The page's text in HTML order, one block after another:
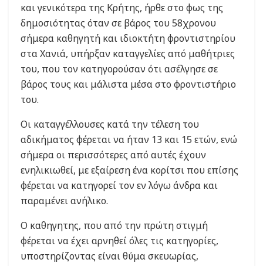
και γενικότερα της Κρήτης, ήρθε στο φως της
δημοσιότητας όταν σε βάρος του 58χρονου
σήμερα καθηγητή και ιδιοκτήτη φροντιστηρίου
στα Χανιά, υπήρξαν καταγγελίες από μαθήτριες
του, που τον κατηγορούσαν ότι ασέλγησε σε
βάρος τους και μάλιστα μέσα στο φροντιστήριο
του.
Οι καταγγέλλουσες κατά την τέλεση του
αδικήματος φέρεται να ήταν 13 και 15 ετών, ενώ
σήμερα οι περισσότερες από αυτές έχουν
ενηλικιωθεί, με εξαίρεση ένα κορίτσι που επίσης
φέρεται να κατηγορεί τον εν λόγω άνδρα και
παραμένει ανήλικο.
Ο καθηγητης, που από την πρώτη στιγμή
φέρεται να έχει αρνηθεί όλες τις κατηγορίες,
υποστηρίζοντας είναι θύμα σκευωρίας,